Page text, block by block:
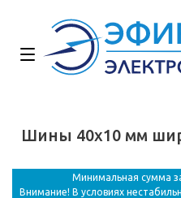
Шины 40x10 мм
Минимальная сумма
Внимание! В условиях